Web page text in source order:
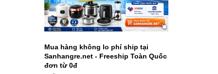
Mua hàng không lo phí ship tại
Sanhangre.net - Freeship Toàn Quốc
đơn từ 0đ